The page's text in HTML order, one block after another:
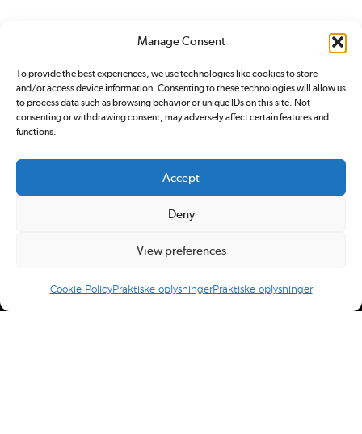
Manage Consent
To provide the best experiences, we use technologies like cookies to store
and/or access device information. Consenting to these technologies will allow us
to process data such as browsing behavior or unique IDs on this site. Not
consenting or withdrawing consent, may adversely affect certain features and
functions.
Accept
Deny
View preferences
Cookie PolicyPraktiske oplysningerPraktiske oplysninger